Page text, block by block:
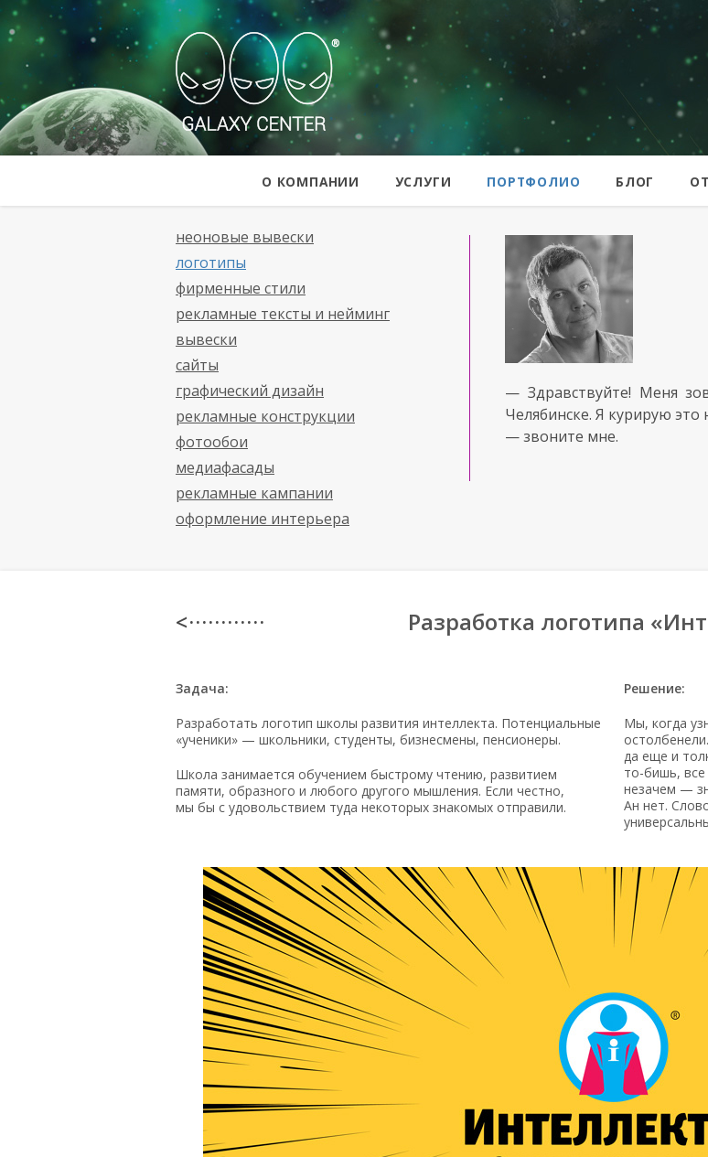
Galaxy Center
О КОМПАНИИ УСЛУГИ ПОРТФОЛИО БЛОГ
неоновые вывески
логотипы
фирменные стили
рекламные тексты и нейминг
вывески
сайты
графический дизайн
рекламные конструкции
фотообои
медиафасады
рекламные кампании
оформление интерьера
— Здравствуйте! Меня
Челябинске. Я курирую это
— звоните мне.
< · · · · · · · · · · · · Разработка логотипа
Задача:
Разработать логотип школы развития интеллекта. Потенциальные
«ученики» — школьники, студенты, бизнесмены, пенсионеры.
Школа занимается обучением быстрому чтению, развитием
памяти, образного и любого другого мышления. Если честно,
мы бы с удовольствием туда некоторых знакомых отправили.
Решение:
Мы, когда
да еще и
то-бишь,
незачем —
Ан нет.